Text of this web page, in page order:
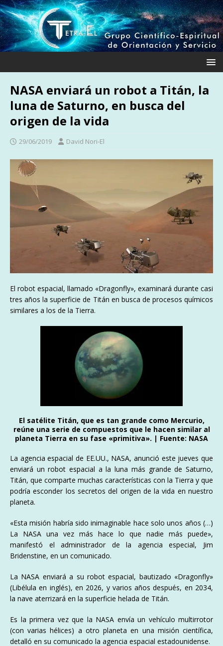
NASA enviará un robot a Titán, la
luna de Saturno, en busca del
origen de la vida
29/06/2019 David Nori-El
El robot espacial, llamado «Dragonfly», examinará durante casi
tres años la superficie de Titán en busca de procesos químicos
similares a los de la Tierra.
El satélite Titán, que es tan grande como Mercurio,
reúne una serie de compuestos que le hacen similar al
planeta Tierra en su fase «primitiva». | Fuente: NASA
La agencia espacial de EE.UU., NASA, anunció este jueves que
enviará un robot espacial a la luna más grande de Saturno,
Titán, que comparte muchas características con la Tierra y que
podría esconder los secretos del origen de la vida en nuestro
planeta.
«Esta misión habría sido inimaginable hace solo unos años (…)
La NASA una vez más hace lo que nadie más puede»,
manifestó el administrador de la agencia especial, Jim
Bridenstine, en un comunicado.
La NASA enviará a su robot espacial, bautizado «Dragonfly»
(Libélula en inglés), en 2026, y varios años después, en 2034,
la nave aterrizará en la superficie helada de Titán.
Es la primera vez que la NASA envía un vehículo multirrotor
(con varias hélices) a otro planeta en una misión científica,
detalló en su comunicado la agencia espacial estadounidense.